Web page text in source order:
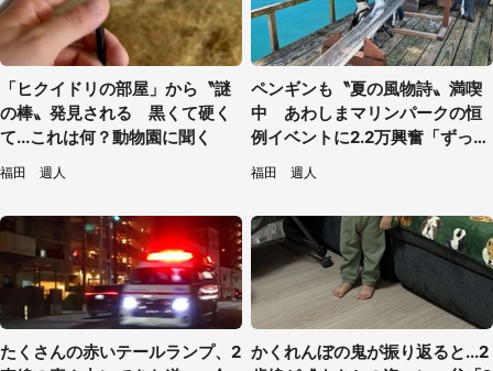
「ヒクイドリの部屋」から〝謎
の棒〟発見される 黒くて硬く
て...これは何？動物園に聞く
福田 週人
ペンギンも〝夏の風物詩〟満喫
中 あわしまマリンパークの恒
例イベントに2.2万興奮「ずっと
見てたい」
福田 週人
たくさんの赤いテールランプ、2 かくれんぼの鬼が振り返ると...2